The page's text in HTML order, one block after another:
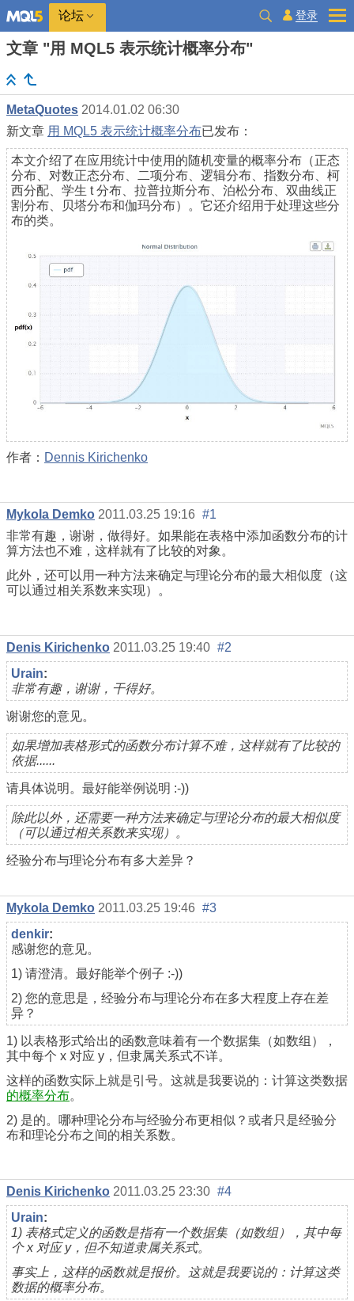
论坛 登录
文章 "用 MQL5 表示统计概率分布"
MetaQuotes 2014.01.02 06:30
新文章 用 MQL5 表示统计概率分布已发布：
本文介绍了在应用统计中使用的随机变量的概率分布（正态
分布、对数正态分布、二项分布、逻辑分布、指数分布、柯
西分配、学生 t 分布、拉普拉斯分布、泊松分布、双曲线正
割分布、贝塔分布和伽玛分布）。它还介绍用于处理这些分
布的类。
作者： Dennis Kirichenko
Mykola Demko 2011.03.25 19:16 #1
非常有趣，谢谢，做得好。如果能在表格中添加函数分布的计
算方法也不难，这样就有了比较的对象。
此外，还可以用一种方法来确定与理论分布的最大相似度（这
可以通过相关系数来实现）。
Denis Kirichenko 2011.03.25 19:40 #2
Urain:
非常有趣，谢谢，干得好。
谢谢您的意见。
如果增加表格形式的函数分布计算不难，这样就有了比较的
依据......
请具体说明。最好能举例说明 :-))
除此以外，还需要一种方法来确定与理论分布的最大相似度
（可以通过相关系数来实现）。
经验分布与理论分布有多大差异？
Mykola Demko 2011.03.25 19:46 #3
denkir:
感谢您的意见。
1) 请澄清。最好能举个例子 :-))
2) 您的意思是，经验分布与理论分布在多大程度上存在差
异？
1) 以表格形式给出的函数意味着有一个数据集（如数组），
其中每个 x 对应 y，但隶属关系式不详。
这样的函数实际上就是引号。这就是我要说的：计算这类数据
的概率分布。
2) 是的。哪种理论分布与经验分布更相似？或者只是经验分
布和理论分布之间的相关系数。
Denis Kirichenko 2011.03.25 23:30 #4
Urain:
1) 表格式定义的函数是指有一个数据集（如数组），其中每
个 x 对应 y，但不知道隶属关系式。
事实上，这样的函数就是报价。这就是我要说的：计算这类
数据的概率分布。